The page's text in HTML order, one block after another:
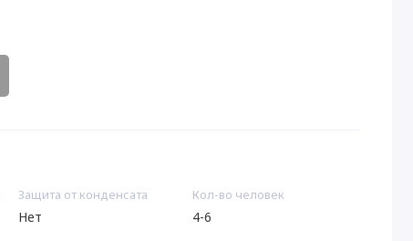
Защита от конденсата
Нет
Кол-во человек
4-6